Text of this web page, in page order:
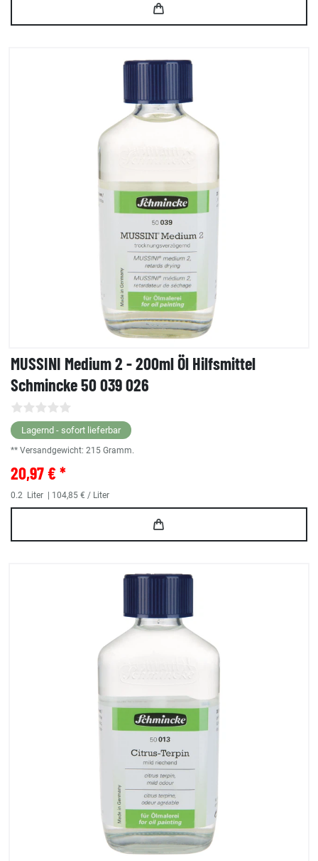
MUSSINI Medium 2 - 200ml Öl Hilfsmittel
Schmincke 50 039 026
Lagernd - sofort lieferbar
** Versandgewicht: 215 Gramm.
20,97 € *
0.2 Liter | 104,85 € / Liter